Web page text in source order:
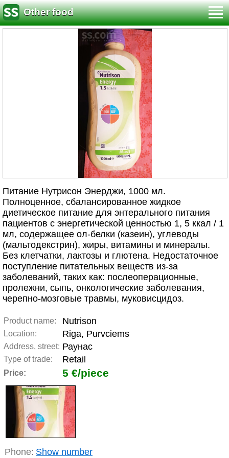
Other food
Питание Нутрисон Энерджи, 1000 мл.
Полноценное, сбалансированное жидкое
диетическое питание для энтерального питания
пациентов с энергетической ценностью 1, 5 ккал / 1
мл, содержащее ол-белки (казеин), углеводы
(мальтодекстрин), жиры, витамины и минералы.
Без клетчатки, лактозы и глютена. Недостаточное
поступление питательных веществ из-за
заболеваний, таких как: послеоперационные,
пролежни, сыпь, онкологические заболевания,
черепно-мозговые травмы, муковисцидоз.
Product name: Nutrison
Location: Riga, Purvciems
Address, street: Раунас
Type of trade: Retail
Price: 5 €/piece
Phone: Show number